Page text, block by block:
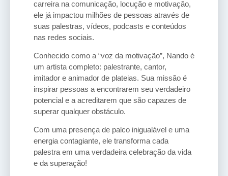
carreira na comunicação, locução e motivação,
ele já impactou milhões de pessoas através de
suas palestras, vídeos, podcasts e conteúdos
nas redes sociais.
Conhecido como a “voz da motivação”, Nando é
um artista completo: palestrante, cantor,
imitador e animador de plateias. Sua missão é
inspirar pessoas a encontrarem seu verdadeiro
potencial e a acreditarem que são capazes de
superar qualquer obstáculo.
Com uma presença de palco inigualável e uma
energia contagiante, ele transforma cada
palestra em uma verdadeira celebração da vida
e da superação!